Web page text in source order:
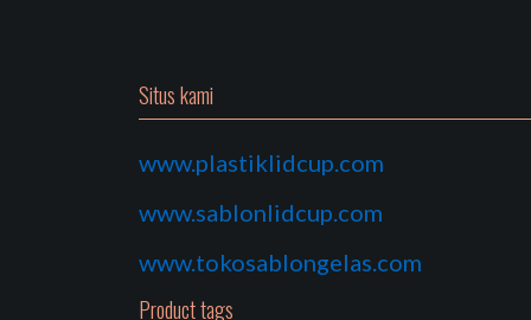
Situs kami
www.plastiklidcup.com
www.sablonlidcup.com
www.tokosablongelas.com
Product tags